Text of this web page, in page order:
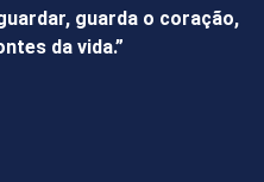
guarda o coração,
da vida.”